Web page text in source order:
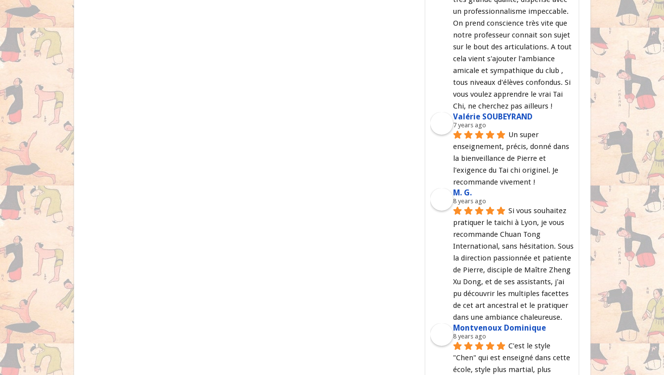
un professionnalisme impeccable.
On prend conscience très vite que
notre professeur connait son sujet
sur le bout des articulations. A tout
cela vient s'ajouter l'ambiance
amicale et sympathique du club ,
tous niveaux d'élèves confondus. Si
vous voulez apprendre le vrai Tai
Chi, ne cherchez pas ailleurs !
Valérie SOUBEYRAND
7 years ago
Un super
enseignement, précis, donné dans
la bienveillance de Pierre et
l'exigence du Tai chi originel. Je
recommande vivement !
M. G.
8 years ago
Si vous souhaitez
pratiquer le taichi à Lyon, je vous
recommande Chuan Tong
International, sans hésitation. Sous
la direction passionnée et patiente
de Pierre, disciple de Maître Zheng
Xu Dong, et de ses assistants, j'ai
pu découvrir les multiples facettes
de cet art ancestral et le pratiquer
dans une ambiance chaleureuse.
Montvenoux Dominique
8 years ago
C'est le style
"Chen" qui est enseigné dans cette
école, style plus martial, plus